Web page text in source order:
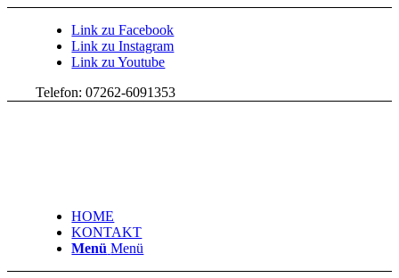
Link zu Facebook
Link zu Instagram
Link zu Youtube
Telefon: 07262-6091353
HOME
KONTAKT
Menü Menü